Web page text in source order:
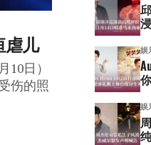
虐儿
日）
伤的照
娱
娱